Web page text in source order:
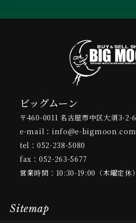
ビッグムーン
〒460-0011 名古屋市中区大須3-2-6
e-mail：info@e-bigmoon.com
tel：052-238-5080
fax：052-263-5677
営業時間：10:30-19:00（木曜定休）
Sitemap